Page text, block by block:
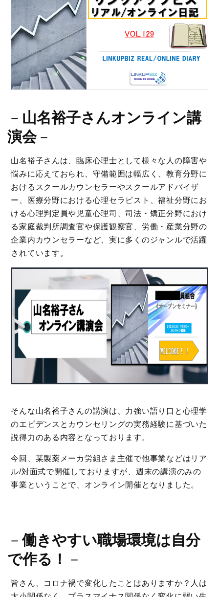
－ 山名裕子さんオンライン講
演会－
山名裕子さんは、臨床心理士として様々な人の障害や
悩みに応えておられ、守備範囲は幅広く、教育分野に
おけるスクールカウンセラーやスクールアドバイザ
ー、医療分野における心理セラピスト、福祉分野にお
ける心理判定員や児童心理司、司法・矯正分野におけ
る家庭裁判所調査官や保護観察官、労働・産業分野の
企業内カウンセラーなど、実に多くのジャンルで活躍
されています。
そんな山名裕子さんの講演は、力強い語り口と心理学
のエビデンスとカウンセリングの実務経験に基づいた
説得力のある内容となっております。
今回、某製薬メーカ労組さま主催で他事業などはリア
ル/対面式で開催しておりますが、週末の講演のみの
事業ということで、オンライン開催となりました。
－働きやすい職場環境は自分
で作る！ －
皆さん、コロナ禍で変化したことはありますか？人は